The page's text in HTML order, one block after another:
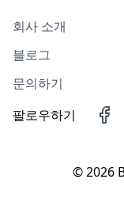
회사 소개
블로그
문의하기
팔로우하기
©2026